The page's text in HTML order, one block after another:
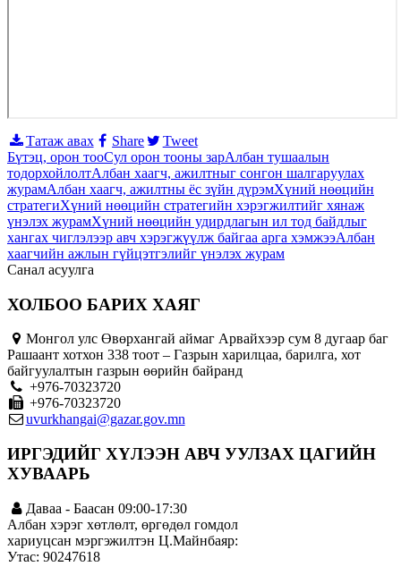
Татаж авах Share
Tweet
Бүтэц, орон тооСул орон тооны зарАлбан тушаалын
тодорхойлолтАлбан хаагч, ажилтныг сонгон шалгаруулах
журамАлбан хаагч, ажилтны ёс зүйн дүрэмХүний нөөцийн
стратегиХүний нөөцийн стратегийн хэрэгжилтийг хянаж
үнэлэх журамХүний нөөцийн удирдлагын ил тод байдлыг
хангах чиглэлээр авч хэрэгжүүлж байгаа арга хэмжээАлбан
хаагчийн ажлын гүйцэтгэлийг үнэлэх журам
Санал асуулга
ХОЛБОО БАРИХ ХАЯГ
Монгол улс Өвөрхангай аймаг Арвайхээр сум 8 дугаар баг
Рашаант хотхон 338 тоот – Газрын харилцаа, барилга, хот
байгуулалтын газрын өөрийн байранд
+976-70323720
+976-70323720
uvurkhangai@gazar.gov.mn
ИРГЭДИЙГ ХҮЛЭЭН АВЧ УУЛЗАХ ЦАГИЙН
ХУВААРЬ
Даваа - Баасан 09:00-17:30
Албан хэрэг хөтлөлт, өргөдөл гомдол
хариуцсан мэргэжилтэн Ц.Майнбаяр:
Утас: 90247618